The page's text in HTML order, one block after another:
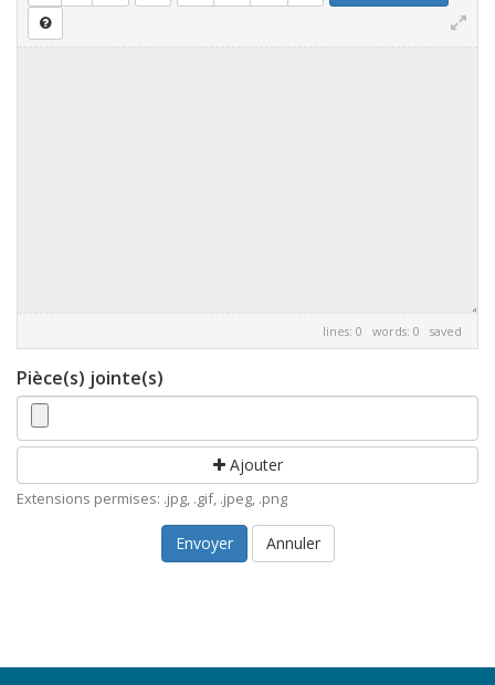
lines: 0 words: 0 saved
Pièce(s) jointe(s)
Ajouter
Extensions permises: .jpg, .gif, .jpeg, .png
Annuler